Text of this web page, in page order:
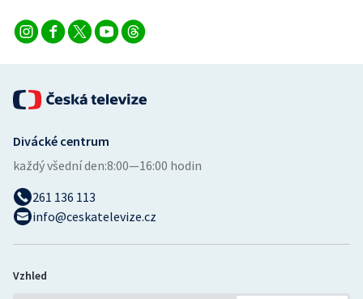
Veslování
Volejbal
Ostatní
Divácké centrum
každý všední den:8:00—16:00 hodin
261 136 113
info@ceskatelevize.cz
Vzhled